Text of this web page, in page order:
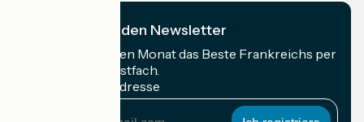
Ich abonniere den Newsletter
Erhalten Sie jeden Monat das Beste Frankreichs per
Rad in Ihrem Postfach.
Meine E-Mail-Adresse